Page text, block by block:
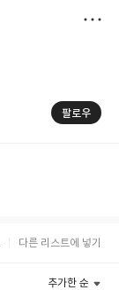
팔로우
다른 리스트에 넣기
추가한 순